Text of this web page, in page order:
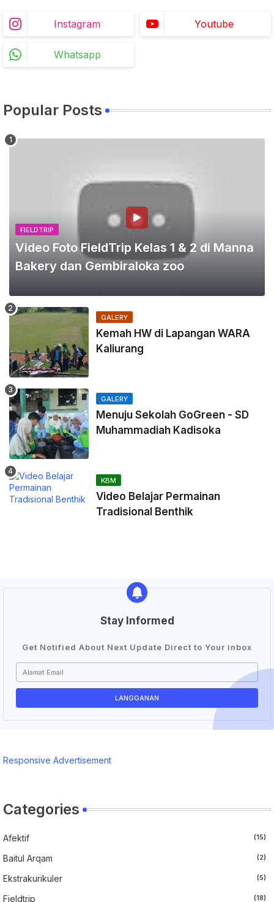
Instagram Youtube
Whatsapp
Popular Posts
FIELDTRIP
Video Foto FieldTrip Kelas 1 & 2 di Manna
Bakery dan Gembiraloka zoo
GALERY
Kemah HW di Lapangan WARA
Kaliurang
GALERY
Menuju Sekolah GoGreen - SD
Muhammadiah Kadisoka
KBM
Video Belajar Permainan
Tradisional Benthik
Stay Informed
Get Notified About Next Update Direct to Your inbox
Responsive Advertisement
Categories
Afektif (15)
Baitul Arqam (2)
Ekstrakurikuler (5)
Fieldtrip (18)